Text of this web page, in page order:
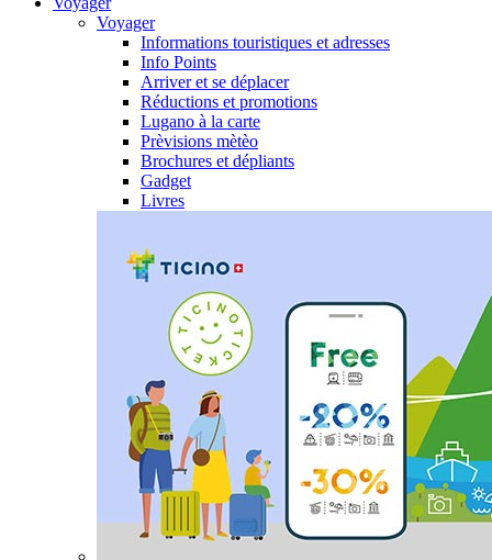
Voyager
Informations touristiques et adresses
Info Points
Arriver et se déplacer
Réductions et promotions
Lugano à la carte
Prèvisions mètèo
Brochures et dépliants
Gadget
Livres